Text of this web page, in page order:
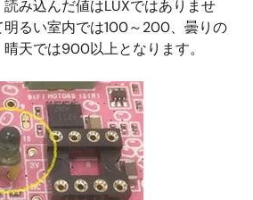
み込んだ値はLUXではありませ
明るい室内では100～200、曇りの
天では900以上となります。